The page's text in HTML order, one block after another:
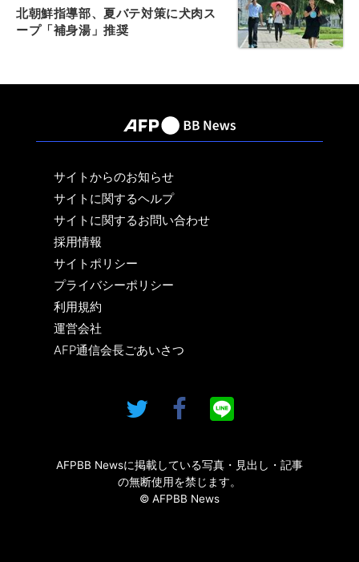
北朝鮮指導部、夏バテ対策に犬肉ス
ープ「補身湯」推奨
サイトからのお知らせ
サイトに関するヘルプ
サイトに関するお問い合わせ
採用情報
サイトポリシー
プライバシーポリシー
利用規約
運営会社
AFP通信会長ごあいさつ
AFPBB Newsに掲載している写真・見出し・記事
の無断使用を禁じます。
© AFPBB News